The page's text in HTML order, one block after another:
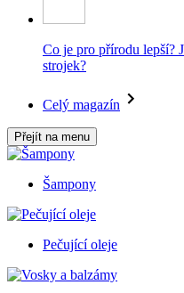
Co je pro přírodu lepší?
strojek?
Celý magazín
Přejít na menu
Šampony
Pečující oleje